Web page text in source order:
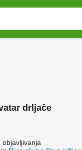
drljače
objavljivanja